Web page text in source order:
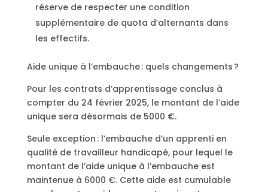
réserve de respecter une condition
supplémentaire de quota d’alternants dans
les effectifs.
Aide unique à l’embauche : quels changements ?
Pour les contrats d’apprentissage conclus à
compter du 24 février 2025, le montant de l’aide
unique sera désormais de 5000 €.
Seule exception : l’embauche d’un apprenti en
qualité de travailleur handicapé, pour lequel le
montant de l’aide unique à l’embauche est
maintenue à 6000 €. Cette aide est cumulable